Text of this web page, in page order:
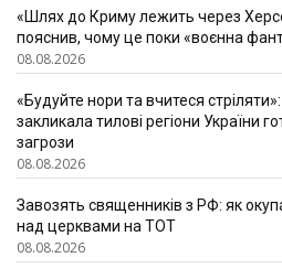
«Шлях до Криму лежить через
пояснив, чому це поки «воєнна
08.08.2026
«Будуйте нори та вчитеся
закликала тилові регіони України
загрози
08.08.2026
Завозять священників з РФ: як
над церквами на ТОТ
08.08.2026